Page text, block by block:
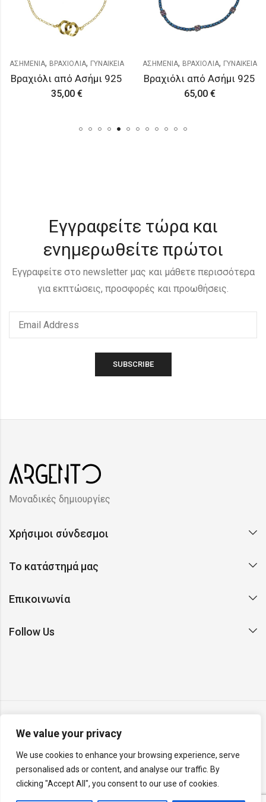
We value your privacy
We use cookies to enhance your browsing experience, serve
personalised ads or content, and analyse our traffic. By
clicking "Accept All", you consent to our use of cookies.
,ΒΡΑΧΙΟΛΙΑ,ΓΥΝΑΙΚΕΙΑ
από Ασήμι 925
35,00€
ΑΣΗΜΕΝΙΑ,ΒΡΑΧΙΟΛΙΑ,ΓΥΝΑΙΚΕΙΑ
Βραχιόλι από Ασήμι 925
65,00€
Εγγραφείτε τώρα και
ενημερωθείτε πρώτοι
Εγγραφείτε στο newsletter μας και μάθετε περισσότερα
για εκπτώσεις, προσφορές και προωθήσεις.
Μοναδικές δημιουργίες
Χρήσιμοι σύνδεσμοι
Το κατάστημά μας
Επικοινωνία
Follow Us
on Earth by Rainbyte Studio.Report a website issue
v26.04.26.R